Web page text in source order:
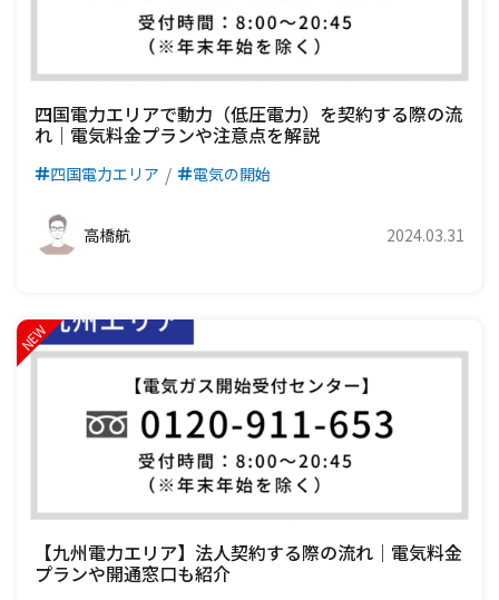
四国電力エリアで動力（低圧電力）を契約する際の流
れ｜電気料金プランや注意点を解説
四国電力エリア 電気の開始
高橋航 2024.03.31
【九州電力エリア】法人契約する際の流れ｜電気料金
プランや開通窓口も紹介